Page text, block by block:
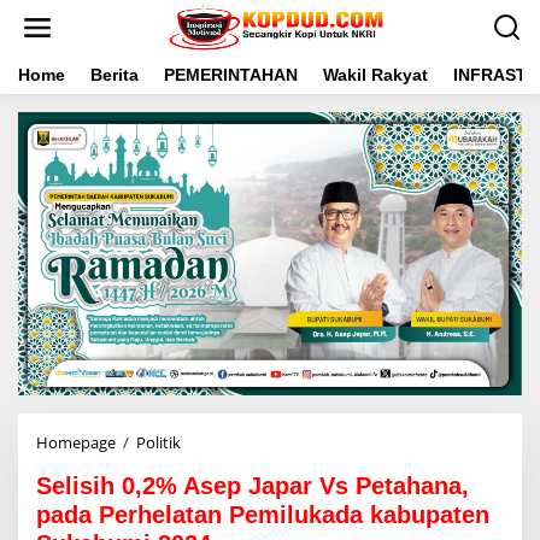
t
Home Berita PEMERINTAHAN Wakil Rakyat
Homepage / Politik
i
s
Selisih 0,2% Asep Japar Vs Petahana,
pada Perhelatan Pemilukada kabupaten